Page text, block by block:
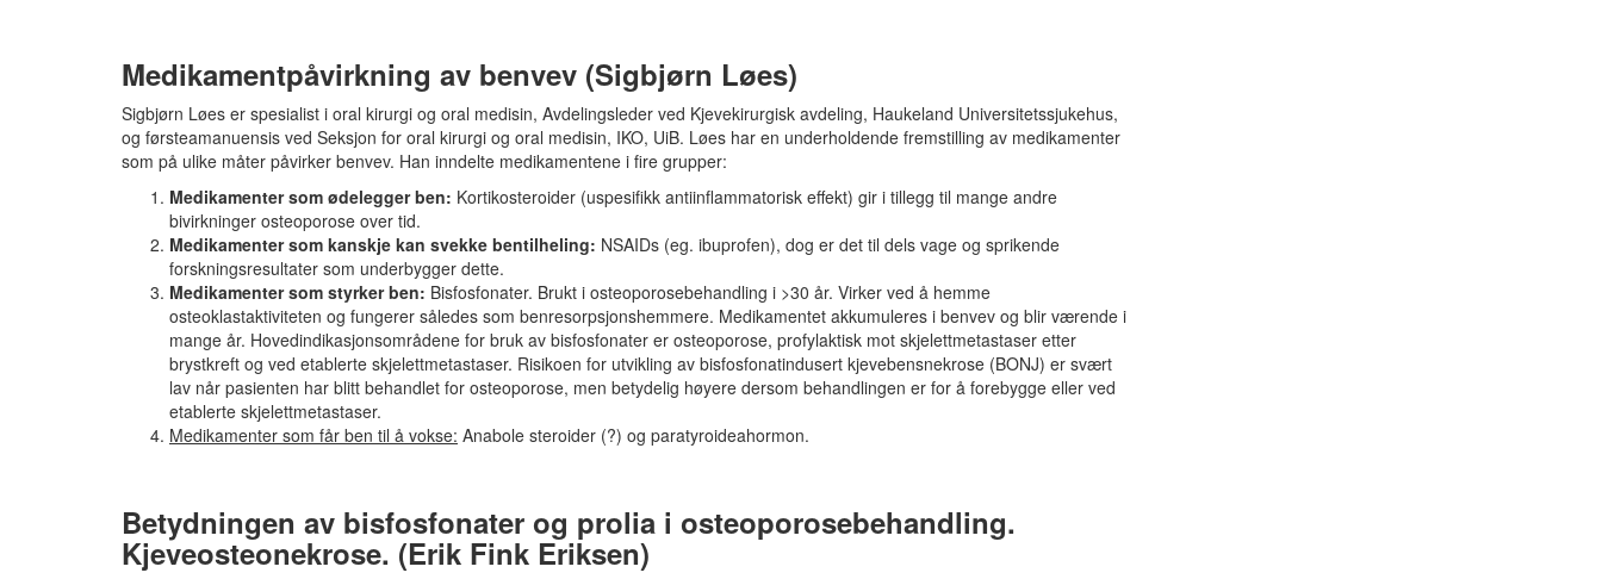
Medikamentpåvirkning av benvev (Sigbjørn Løes)
Sigbjørn Løes er spesialist i oral kirurgi og oral medisin, Avdelingsleder ved Kjevekirurgisk avdeling, Haukeland Universitetssjukehus,
og førsteamanuensis ved Seksjon for oral kirurgi og oral medisin, IKO, UiB. Løes har en underholdende fremstilling av medikamenter
som på ulike måter påvirker benvev. Han inndelte medikamentene i fire grupper:
Medikamenter som ødelegger ben: Kortikosteroider (uspesifikk antiinflammatorisk effekt) gir i tillegg til mange andre
bivirkninger osteoporose over tid.
Medikamenter som kanskje kan svekke bentilheling: NSAIDs (eg. ibuprofen), dog er det til dels vage og sprikende
forskningsresultater som underbygger dette.
Medikamenter som styrker ben: Bisfosfonater. Brukt i osteoporosebehandling i >30 år. Virker ved å hemme
osteoklastaktiviteten og fungerer således som benresorpsjonshemmere. Medikamentet akkumuleres i benvev og blir værende i
mange år. Hovedindikasjonsområdene for bruk av bisfosfonater er osteoporose, profylaktisk mot skjelettmetastaser etter
brystkreft og ved etablerte skjelettmetastaser. Risikoen for utvikling av bisfosfonatindusert kjevebensnekrose (BONJ) er svært
lav når pasienten har blitt behandlet for osteoporose, men betydelig høyere dersom behandlingen er for å forebygge eller ved
etablerte skjelettmetastaser.
Medikamenter som får ben til å vokse: Anabole steroider (?) og paratyroideahormon.
Betydningen av bisfosfonater og prolia i osteoporosebehandling.
Kjeveosteonekrose. (Erik Fink Eriksen)